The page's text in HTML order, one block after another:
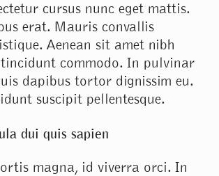
cursus nunc eget mattis.
erat. Mauris convallis
Aenean sit amet nibh
commodo. In pulvinar
dapibus tortor dignissim eu.
suscipit pellentesque.
dui quis sapien
magna, id viverra orci. In